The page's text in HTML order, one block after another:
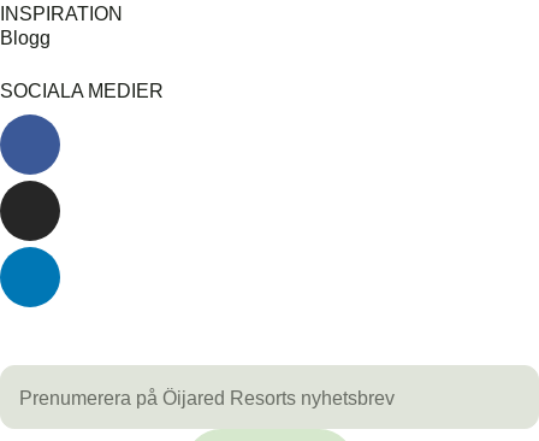
INSPIRATION
Blogg
SOCIALA MEDIER